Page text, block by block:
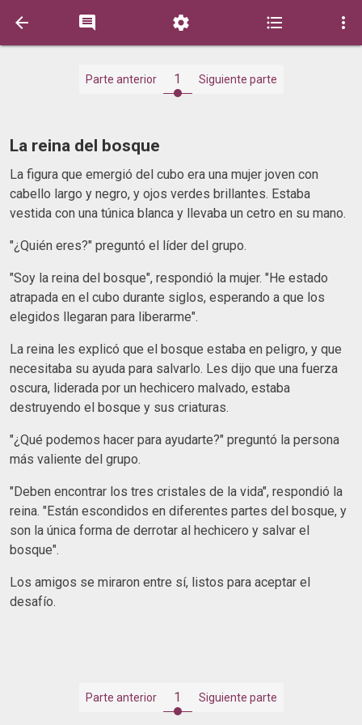
    
Parte anterior 1 Siguiente parte
La reina del bosque
La figura que emergió del cubo era una mujer joven con
cabello largo y negro, y ojos verdes brillantes. Estaba
vestida con una túnica blanca y llevaba un cetro en su mano.
"¿Quién eres?" preguntó el líder del grupo.
"Soy la reina del bosque", respondió la mujer. "He estado
atrapada en el cubo durante siglos, esperando a que los
elegidos llegaran para liberarme".
La reina les explicó que el bosque estaba en peligro, y que
necesitaba su ayuda para salvarlo. Les dijo que una fuerza
oscura, liderada por un hechicero malvado, estaba
destruyendo el bosque y sus criaturas.
"¿Qué podemos hacer para ayudarte?" preguntó la persona
más valiente del grupo.
"Deben encontrar los tres cristales de la vida", respondió la
reina. "Están escondidos en diferentes partes del bosque, y
son la única forma de derrotar al hechicero y salvar el
bosque".
Los amigos se miraron entre sí, listos para aceptar el
desafío.
Parte anterior 1 Siguiente parte